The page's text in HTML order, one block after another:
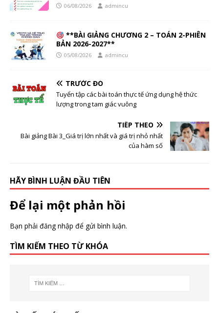
06/08/2026 admincu
**BÀI GIẢNG CHƯƠNG 2 – TOÁN 2-PHIÊN
BẢN 2026-2027**
05/08/2026 admincu
TRƯỚC ĐÓ
Tuyển tập các bài toán thực tế ứng dụng hệ thức
lượng trong tam giác vuông
TIẾP THEO
Bài giảng Bài 3_Giá trị lớn nhất và giá trị nhỏ nhất
của hàm số
HÃY BÌNH LUẬN ĐẦU TIÊN
Để lại một phản hồi
Bạn phải đăng nhập để gửi bình luận.
TÌM KIẾM THEO TỪ KHÓA